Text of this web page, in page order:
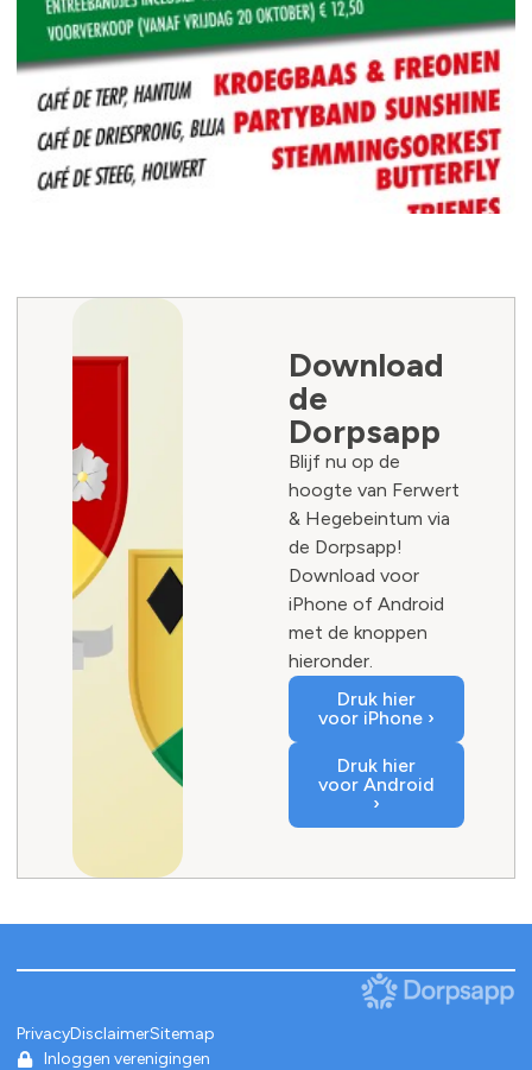
Download
de
Dorpsapp
Blijf nu op de
hoogte van Ferwert
& Hegebeintum via
de Dorpsapp!
Download voor
iPhone of Android
met de knoppen
hieronder.
Druk hier
voor iPhone ›
Druk hier
voor Android
›
PrivacyDisclaimerSitemap
Inloggen verenigingen